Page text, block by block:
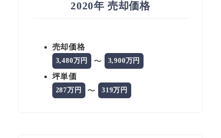
2020年 売却価格
売却価格
3,480万円 〜 3,900万円
坪単価
287万円 〜 319万円